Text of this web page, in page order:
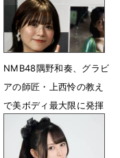
NMB48隅野和奏、グラビ
アの師匠・上西怜の教え
で美ボディ最大限に発揮
7月28日 07時42分